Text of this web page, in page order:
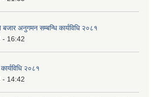
बजार अनुगमन सम्बन्धि कार्यविधि २०८१
- 16:42
२०८१
- 14:42